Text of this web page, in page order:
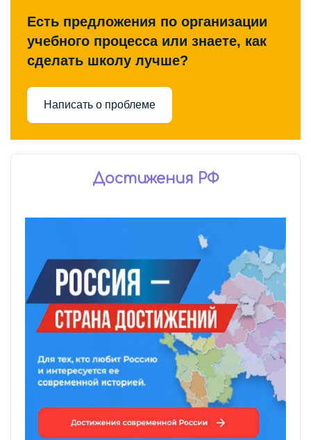
Есть предложения по организации
учебного процесса или знаете, как
сделать школу лучше?
Написать о проблеме
Достижения РФ